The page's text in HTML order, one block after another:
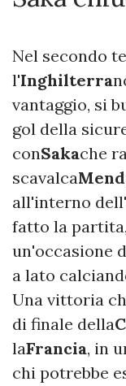
Nel secondo
l'Inghilterra
vantaggio, si
gol della
conSakache
scavalca
all'interno
fatto la
un'occasione
a lato
Una vittoria
di finale della
laFrancia, in
chi potrebbe